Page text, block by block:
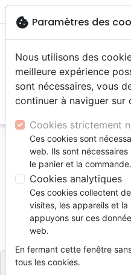
menu
Accueil Divers
Vous êtes la lumière
Vous êtes la
Carnet de notes
RéférenceBIBLIO0881
Éditions Bibli'o
cookie Paramètres des
Nous utilisons des
meilleure expérience
sont nécessaires, vous
continuer à naviguer sur
Cookies strictement
Ces cookies sont
web. Ils sont
le panier et la commande.
Cookies analytiques
Ces cookies collectent
visites, les appareils et
appuyons sur ces
web.
En fermant cette fenêtre
tous les cookies.